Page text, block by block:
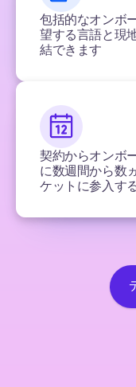
包括的なオンボ
望する言語と現
結できます
契約からオンボ
に数週間から数
ケットに参入す